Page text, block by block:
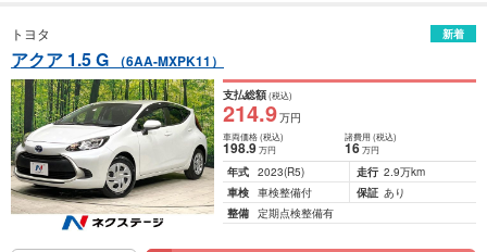
トヨタ 新着
アクア 1.5 G （6AA-MXPK11）
支払総額(税込)
214.9万円
車両価格(税込)
198.9万円
諸費用 (税込)
16 万円
年式 2023(R5) 走行 2.9万km
車検 車検整備付 保証 あり
整備 定期点検整備有